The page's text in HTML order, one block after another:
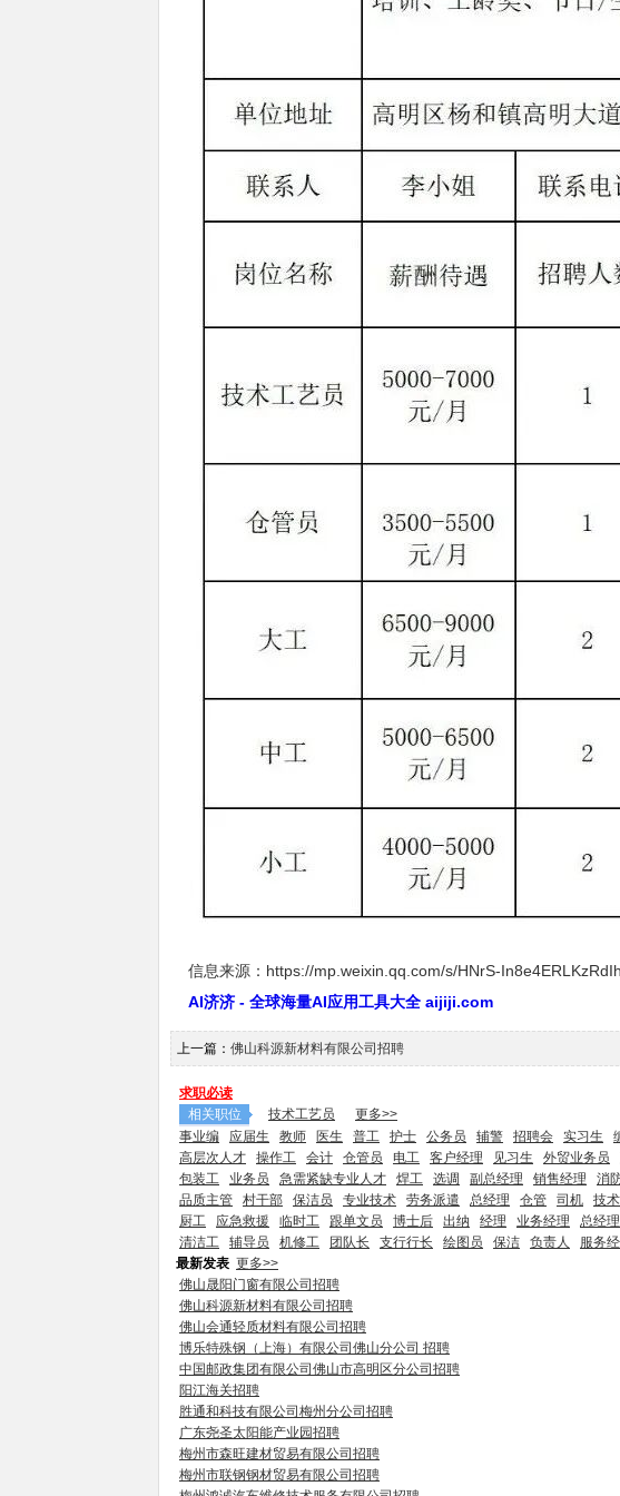
信息来源：https://mp.weixin.qq.com/s/HNrS-
AI济济 - 全球海量AI应用工具大全 aijiji.com
上一篇： 佛山科源新材料有限公司招聘
求职必读
相关职位
技术工艺员
更多>>
事业编
应届生 教师 医生 普工 护士 公务员 辅警 招聘会 实习生
高层次人才
操作工 会计 仓管员 电工 客户经理 见习生 外贸业务员
包装工
业务员 急需紧缺专业人才 焊工 选调 副总经理 销售经理 消
品质主管
村干部 保洁员 专业技术 劳务派遣 总经理 仓管 司机 技
厨工
应急救援 临时工 跟单文员 博士后 出纳 经理 业务经理 总经
清洁工
辅导员 机修工 团队长 支行行长 绘图员 保洁 负责人 服务
最新发表 更多>>
佛山晟阳门窗有限公司招聘
佛山科源新材料有限公司招聘
佛山会通轻质材料有限公司招聘
博乐特殊钢（上海）有限公司佛山分公司 招聘
中国邮政集团有限公司佛山市高明区分公司招聘
阳江海关招聘
胜通和科技有限公司梅州分公司招聘
广东尧圣太阳能产业园招聘
梅州市森旺建材贸易有限公司招聘
梅州市联钢钢材贸易有限公司招聘